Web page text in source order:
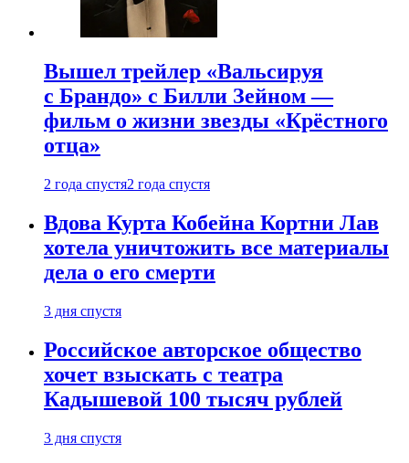
Вышел трейлер «Вальсируя
с Брандо» с Билли Зейном —
фильм о жизни звезды «Крёстного
отца»
2 года спустя2 года спустя
Вдова Курта Кобейна Кортни Лав
хотела уничтожить все материалы
дела о его смерти
3 дня спустя
Российское авторское общество
хочет взыскать с театра
Кадышевой 100 тысяч рублей
3 дня спустя